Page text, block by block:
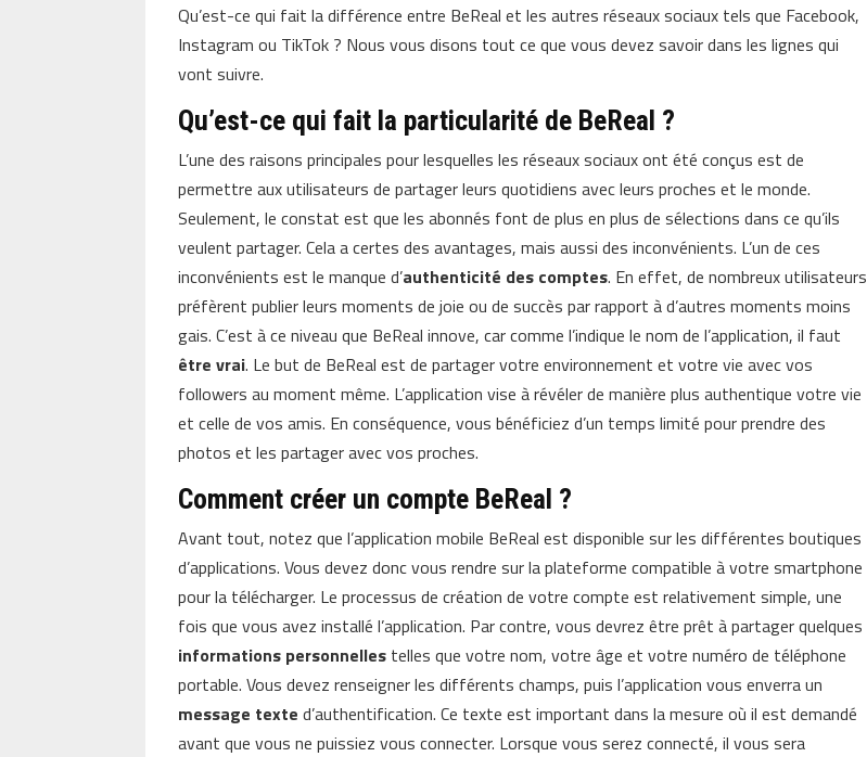
Qu’est-ce qui fait la différence entre BeReal et les autres réseaux sociaux tels que Facebook,
Instagram ou TikTok ? Nous vous disons tout ce que vous devez savoir dans les lignes qui
vont suivre.
Qu’est-ce qui fait la particularité de BeReal ?
L’une des raisons principales pour lesquelles les réseaux sociaux ont été conçus est de
permettre aux utilisateurs de partager leurs quotidiens avec leurs proches et le monde.
Seulement, le constat est que les abonnés font de plus en plus de sélections dans ce qu’ils
veulent partager. Cela a certes des avantages, mais aussi des inconvénients. L’un de ces
inconvénients est le manque d’authenticité des comptes. En effet, de nombreux utilisateurs
préfèrent publier leurs moments de joie ou de succès par rapport à d’autres moments moins
gais. C’est à ce niveau que BeReal innove, car comme l’indique le nom de l’application, il faut
être vrai. Le but de BeReal est de partager votre environnement et votre vie avec vos
followers au moment même. L’application vise à révéler de manière plus authentique votre vie
et celle de vos amis. En conséquence, vous bénéficiez d’un temps limité pour prendre des
photos et les partager avec vos proches.
Comment créer un compte BeReal ?
Avant tout, notez que l’application mobile BeReal est disponible sur les différentes boutiques
d’applications. Vous devez donc vous rendre sur la plateforme compatible à votre smartphone
pour la télécharger. Le processus de création de votre compte est relativement simple, une
fois que vous avez installé l’application. Par contre, vous devrez être prêt à partager quelques
informations personnelles telles que votre nom, votre âge et votre numéro de téléphone
portable. Vous devez renseigner les différents champs, puis l’application vous enverra un
message texte d’authentification. Ce texte est important dans la mesure où il est demandé
avant que vous ne puissiez vous connecter. Lorsque vous serez connecté, il vous sera